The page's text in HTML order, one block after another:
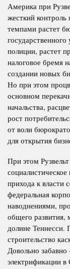
Америка при
жесткий
темпами растет
полиции, растет
налоговое бремя
создании новых
Но при этом
основном
начальства,
рост
от воли
для открытия
При этом
прихода к власти
федеральная
наводнениями,
общего развития,
долине Теннесси.
строительство
Довольно
электрификации